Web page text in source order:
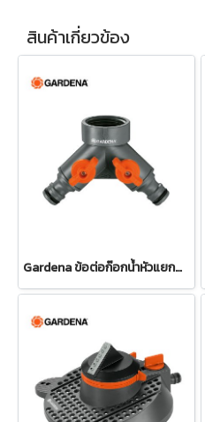
สินค้าเกี่ยวข้อง
Gardena ข้อต่อก๊อกน้ำหัวแยกสองทาง 26.5 มม. (3/4") (00938-20)